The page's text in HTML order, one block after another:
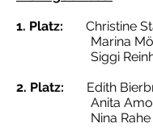
1. Platz:
Christine
Marina
Siggi Reinhart
2. Platz:
Edith
Anita
Nina Rahe -